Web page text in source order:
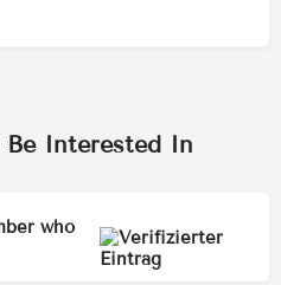
Interested In
who